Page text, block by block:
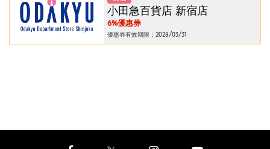
小田急百貨店 新宿店
6%優惠券
優惠券有效期限：2028/03/31